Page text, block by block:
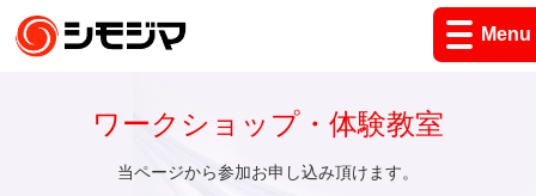
Menu
ワークショップ・体験教室
当ページから参加お申し込み頂けます。